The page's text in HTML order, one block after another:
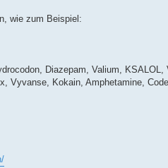
wie zum Beispiel:
Diazepam, Valium,
Vyvanse, Kokain, Amphetamine,